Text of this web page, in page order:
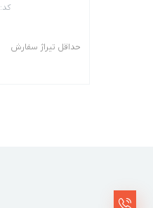
کد: 2399
حداقل تیراژ سفارش